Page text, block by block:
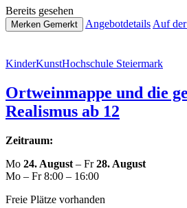
Bereits gesehen
Merken Gemerkt Ange­botde­tails Auf der
Kin­der­Kunst­Hoch­schu­le Steiermark
Ort­wein­map­pe und die
Realismus ab 12
Zeitraum:
Mo 24. August – Fr28. August
Mo – Fr 8:00 – 16:00
Freie Plätze vorhanden